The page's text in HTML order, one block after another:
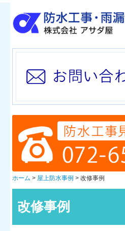
イベント情報
会社案内
アクセスマップ
採用情報
お問い合わせ
ホーム 屋上防水事例 改修事例
改修事例